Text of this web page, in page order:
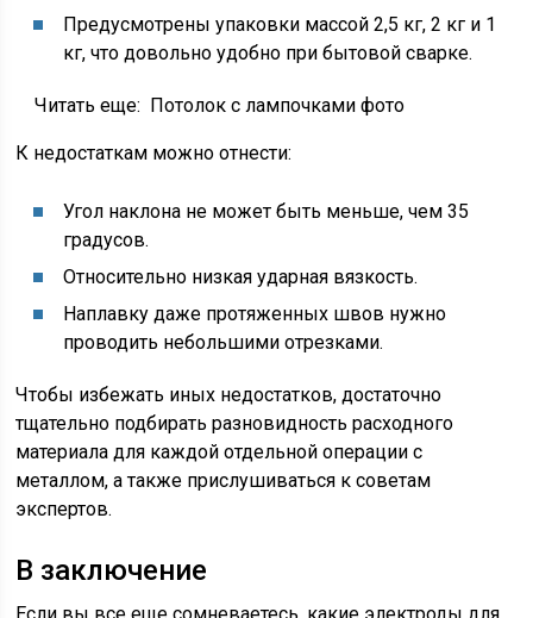
Предусмотрены упаковки массой 2,5 кг, 2 кг и 1
кг, что довольно удобно при бытовой сварке.
Читать еще: Потолок с лампочками фото
К недостаткам можно отнести:
Угол наклона не может быть меньше, чем 35
градусов.
Относительно низкая ударная вязкость.
Наплавку даже протяженных швов нужно
проводить небольшими отрезками.
Чтобы избежать иных недостатков, достаточно
тщательно подбирать разновидность расходного
материала для каждой отдельной операции с
металлом, а также прислушиваться к советам
экспертов.
В заключение